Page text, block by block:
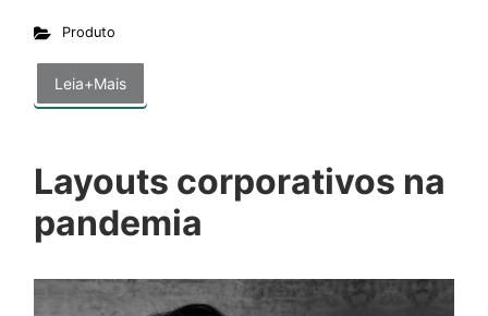
Produto
Leia+Mais
Layouts corporativos na
pandemia